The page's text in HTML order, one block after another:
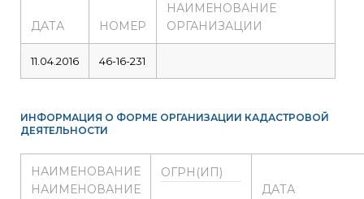
ДАТА НОМЕР
НАИМЕНОВАНИЕ
ОРГАНИЗАЦИИ
11.04.2016 46-16-231
ИНФОРМАЦИЯ О ФОРМЕ ОРГАНИЗАЦИИ КАДАСТРОВОЙ
ДЕЯТЕЛЬНОСТИ
НАИМЕНОВАНИЕ
НАИМЕНОВАНИЕ
ОГРН(ИП)
ДАТА